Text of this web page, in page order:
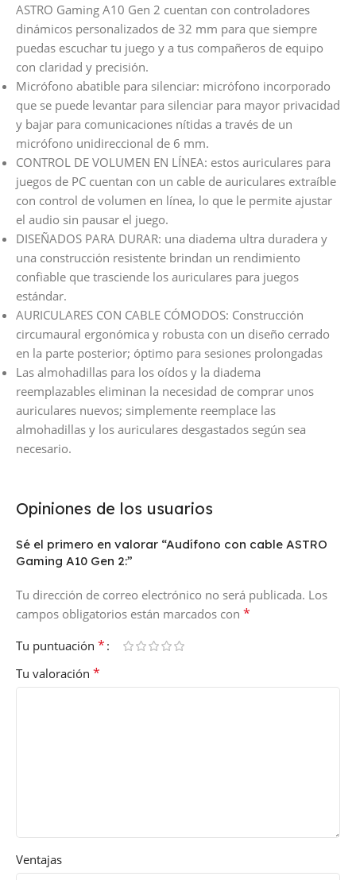
ASTRO Gaming A10 Gen 2 cuentan con controladores
dinámicos personalizados de 32 mm para que siempre
puedas escuchar tu juego y a tus compañeros de equipo
con claridad y precisión.
Micrófono abatible para silenciar: micrófono incorporado
que se puede levantar para silenciar para mayor privacidad
y bajar para comunicaciones nítidas a través de un
micrófono unidireccional de 6 mm.
CONTROL DE VOLUMEN EN LÍNEA: estos auriculares para
juegos de PC cuentan con un cable de auriculares extraíble
con control de volumen en línea, lo que le permite ajustar
el audio sin pausar el juego.
DISEÑADOS PARA DURAR: una diadema ultra duradera y
una construcción resistente brindan un rendimiento
confiable que trasciende los auriculares para juegos
estándar.
AURICULARES CON CABLE CÓMODOS: Construcción
circumaural ergonómica y robusta con un diseño cerrado
en la parte posterior; óptimo para sesiones prolongadas
Las almohadillas para los oídos y la diadema
reemplazables eliminan la necesidad de comprar unos
auriculares nuevos; simplemente reemplace las
almohadillas y los auriculares desgastados según sea
necesario.
Opiniones de los usuarios
Sé el primero en valorar “Audífono con cable ASTRO
Gaming A10 Gen 2:”
Tu dirección de correo electrónico no será publicada. Los
campos obligatorios están marcados con *
Tu puntuación *
Tu valoración *
Ventajas